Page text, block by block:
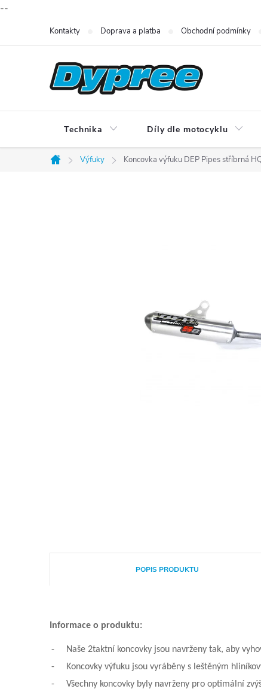
--
Kontakty Doprava a platba Obchodní podmínky
Technika Díly dle motocyklu
Domů
Výfuky Koncovka výfuku DEP Pipes stříbrná
POPIS PRODUKTU
Informace o produktu:
-
Naše 2taktní koncovky jsou navrženy tak, aby
-
Koncovky výfuku jsou vyráběny s leštěným
-
Všechny koncovky byly navrženy pro optimální